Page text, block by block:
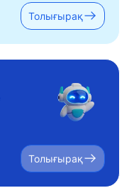
Толығырақ
Толығырақ